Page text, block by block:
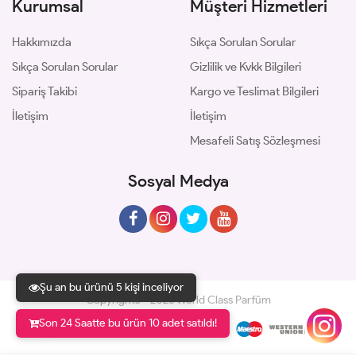
Şu an bu ürünü 5 kişi inceliyor
Son 24 Saatte bu ürün 10 adet satıldı!
Kurumsal
Hakkımızda
Sıkça Sorulan Sorular
Sipariş Takibi
İletişim
Müşteri Hizmetleri
Sıkça Sorulan Sorular
Gizlilik ve Kvkk Bilgileri
Kargo ve Teslimat Bilgileri
İletişim
Mesafeli Satış Sözleşmesi
Sosyal Medya
Copyrights © 2026 World Class Parfüm